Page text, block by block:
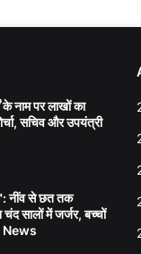
के नाम पर लाखों का
सचिव और उपयंत्री
नींव से छत तक
सालों में जर्जर, बच्चों
News